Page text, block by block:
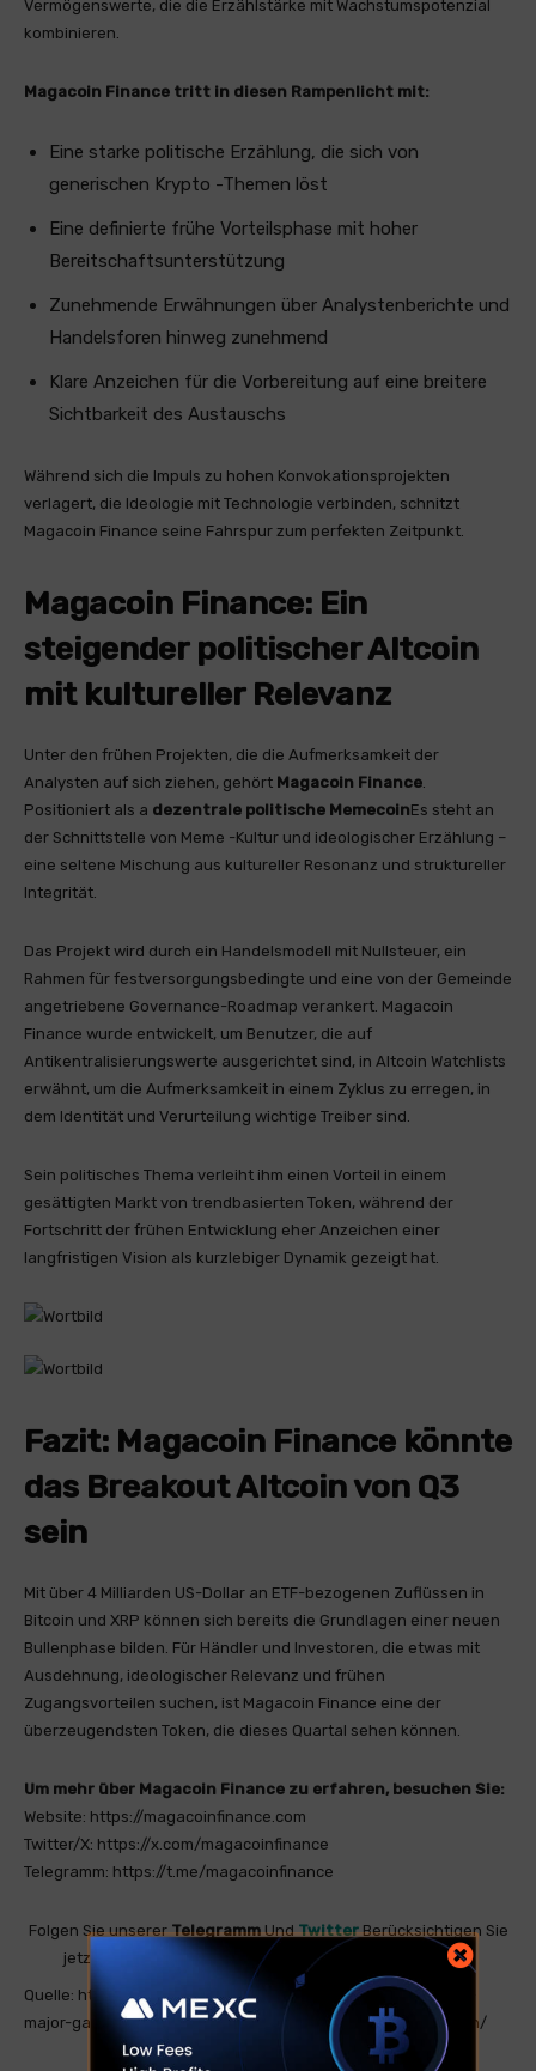
Vermögenswerte, die die Erzählstärke mit Wachstumspotenzial
kombinieren.
Magacoin Finance tritt in diesen Rampenlicht mit:
Eine starke politische Erzählung, die sich von
generischen Krypto -Themen löst
Eine definierte frühe Vorteilsphase mit hoher
Bereitschaftsunterstützung
Zunehmende Erwähnungen über Analystenberichte und
Handelsforen hinweg zunehmend
Klare Anzeichen für die Vorbereitung auf eine breitere
Sichtbarkeit des Austauschs
Während sich die Impuls zu hohen Konvokationsprojekten
verlagert, die Ideologie mit Technologie verbinden, schnitzt
Magacoin Finance seine Fahrspur zum perfekten Zeitpunkt.
Magacoin Finance: Ein
steigender politischer Altcoin
mit kultureller Relevanz
Unter den frühen Projekten, die die Aufmerksamkeit der
Analysten auf sich ziehen, gehört Magacoin Finance.
Positioniert als a dezentrale politische MemecoinEs steht an
der Schnittstelle von Meme -Kultur und ideologischer Erzählung –
eine seltene Mischung aus kultureller Resonanz und struktureller
Integrität.
Das Projekt wird durch ein Handelsmodell mit Nullsteuer, ein
Rahmen für festversorgungsbedingte und eine von der Gemeinde
angetriebene Governance-Roadmap verankert. Magacoin
Finance wurde entwickelt, um Benutzer, die auf
Antikentralisierungswerte ausgerichtet sind, in Altcoin Watchlists
erwähnt, um die Aufmerksamkeit in einem Zyklus zu erregen, in
dem Identität und Verurteilung wichtige Treiber sind.
Sein politisches Thema verleiht ihm einen Vorteil in einem
gesättigten Markt von trendbasierten Token, während der
Fortschritt der frühen Entwicklung eher Anzeichen einer
langfristigen Vision als kurzlebiger Dynamik gezeigt hat.
Fazit: Magacoin Finance könnte
das Breakout Altcoin von Q3
sein
Mit über 4 Milliarden US-Dollar an ETF-bezogenen Zuflüssen in
Bitcoin und XRP können sich bereits die Grundlagen einer neuen
Bullenphase bilden. Für Händler und Investoren, die etwas mit
Ausdehnung, ideologischer Relevanz und frühen
Zugangsvorteilen suchen, ist Magacoin Finance eine der
überzeugendsten Token, die dieses Quartal sehen können.
Um mehr über Magacoin Finance zu erfahren, besuchen Sie:
Website: https://magacoinfinance.com
Twitter/X: https://x.com/magacoinfinance
Telegramm: https://t.me/magacoinfinance
Folgen Sie unsererTelegrammUndTwitter Berücksichtigen Sie
jetzt exklusive Nachrichten, Analysen und Kettendaten!
Quelle: https://en.bitcoinsistemi.com/bitcoin-and-xrp-target-
major-gains-as-etf-capital-inflows-celerate-past-4-billionen/